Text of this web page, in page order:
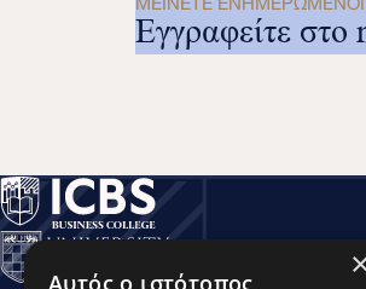
Εγγραφείτε στο
Αυτός ο ιστότοπος